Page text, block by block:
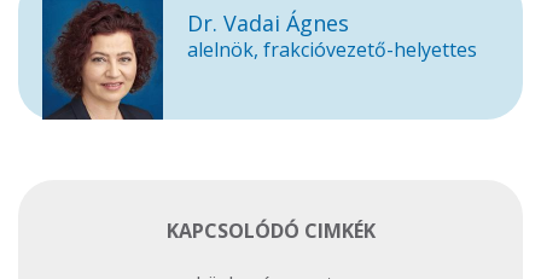
Dr. Vadai Ágnes
alelnök, frakcióvezető-helyettes
KAPCSOLÓDÓ CIMKÉK